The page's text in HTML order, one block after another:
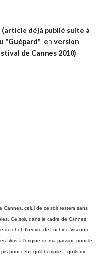
déjà publié suite à
"Guépard" en version
de Cannes 2010)
Cannes, celui de ce soir restera sans
Ce soir, dans le cadre de Cannes
du chef d'œuvre de Luchino Visconti
films à l'origine de ma passion pour le
pour ceux qu'il horripile... qu'ils me